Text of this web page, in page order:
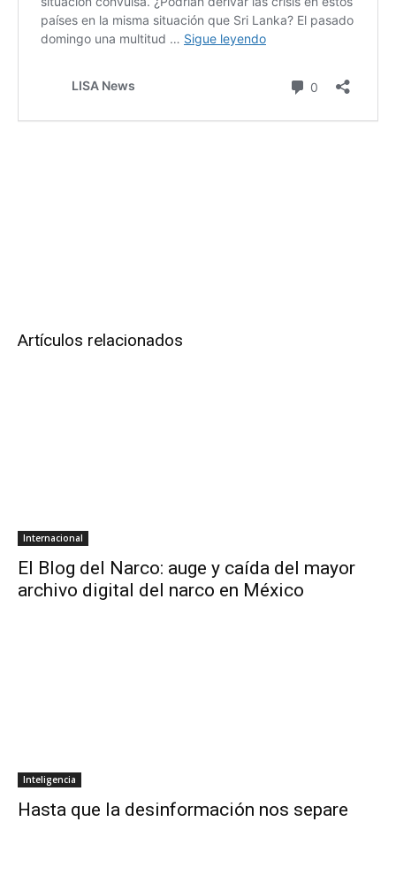
Artículos relacionados
Internacional
El Blog del Narco: auge y caída del mayor
archivo digital del narco en México
Inteligencia
Hasta que la desinformación nos separe